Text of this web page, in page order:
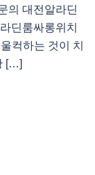
의 대전알라딘
딘룸싸롱위치
컥하는 것이 치
[…]